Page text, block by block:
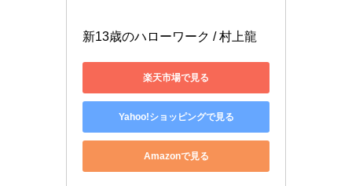
新13歳のハローワーク / 村上龍
楽天市場で見る
Yahoo!ショッピングで見る
Amazonで見る